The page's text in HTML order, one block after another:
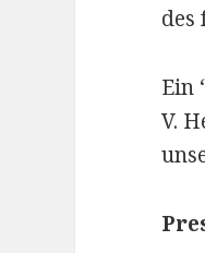
des
Ein
V.